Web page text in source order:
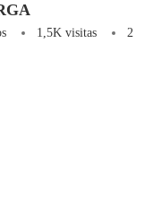
1,5K visitas
2